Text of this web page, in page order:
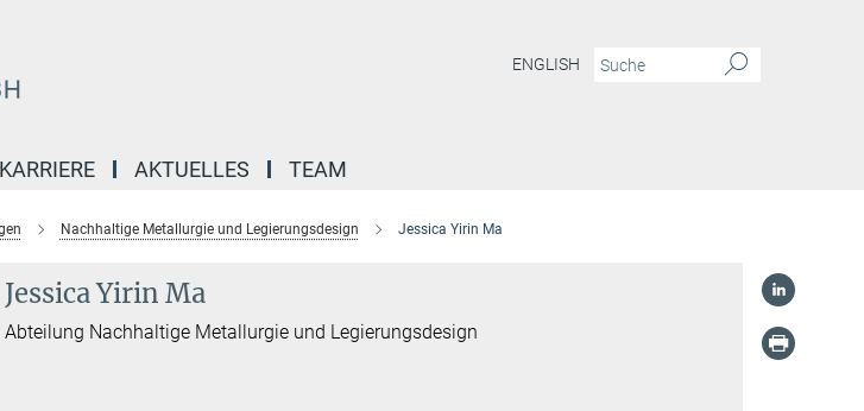
ENGLISH
KARRIERE AKTUELLES TEAM
Nachhaltige Metallurgie und Legierungsdesign Jessica Yirin Ma
Jessica Yirin Ma
Abteilung Nachhaltige Metallurgie und Legierungsdesign